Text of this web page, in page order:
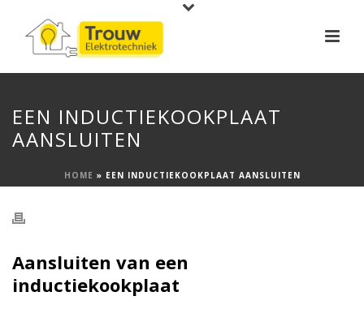
EEN INDUCTIEKOOKPLAAT
AANSLUITEN
HOME » EEN INDUCTIEKOOKPLAAT AANSLUITEN
Aansluiten van een
inductiekookplaat